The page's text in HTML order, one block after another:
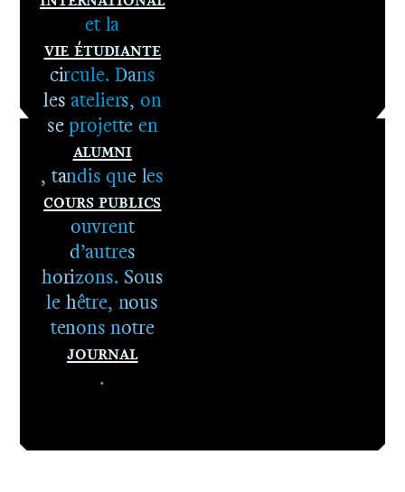
et la
Vie étudiante
circule. Dans
les ateliers, on
se projette en
Alumni
, tandis que les
Cours publics
ouvrent
d’autres
horizons. Sous
le hêtre, nous
tenons notre
Journal
.